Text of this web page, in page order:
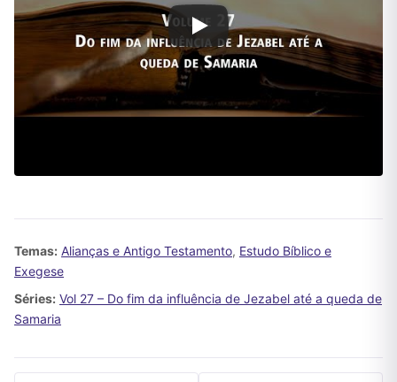
Temas: Alianças e Antigo Testamento, Estudo Bíblico e
Exegese
Séries: Vol 27 – Do fim da influência de Jezabel até a queda de
Samaria